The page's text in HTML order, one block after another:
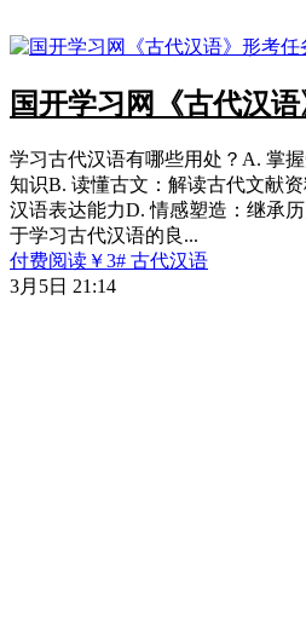
国开学习网《古代汉
学习古代汉语有哪些用处？A. 掌
知识B. 读懂古文：解读古代文献
汉语表达能力D. 情感塑造：继承
于学习古代汉语的良...
付费阅读 ￥3# 古代汉语
3月5日 21:14